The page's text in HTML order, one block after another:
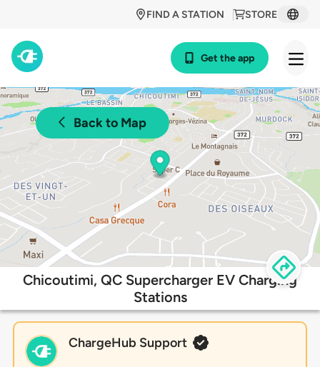
STORE
FIND A STATION
Get the app
Back to Map
Chicoutimi, QC Supercharger EV Charging
Stations
ChargeHub Support